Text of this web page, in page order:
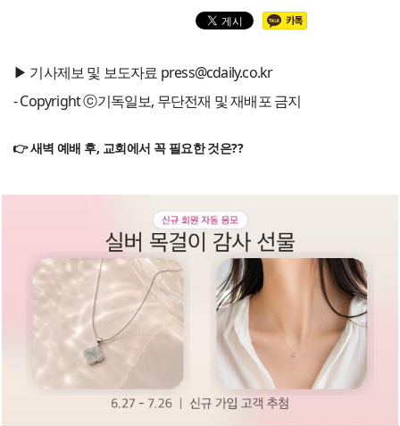
▶ 기사제보 및 보도자료 press@cdaily.co.kr
- Copyright ⓒ기독일보, 무단전재 및 재배포 금지
👉 새벽 예배 후, 교회에서 꼭 필요한 것은??